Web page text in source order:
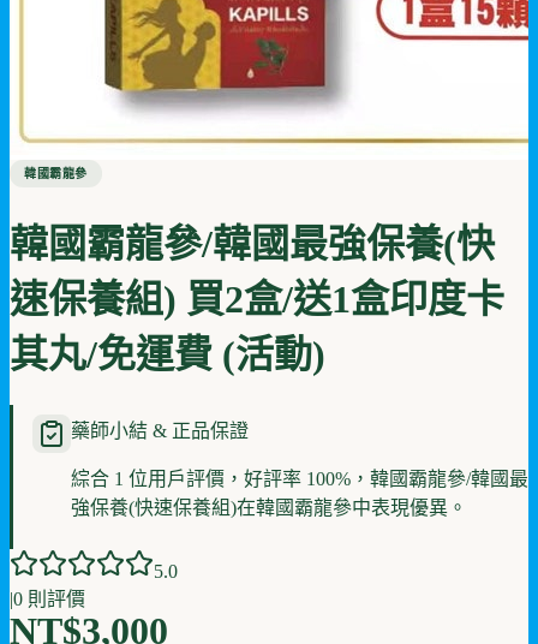
韓國霸龍參
韓國霸龍參/韓國最強保養(快
速保養組) 買2盒/送1盒印度卡
其丸/免運費 (活動)
藥師小結 & 正品保證
綜合 1 位用戶評價，好評率 100%，韓國霸龍參/韓國最
強保養(快速保養組)在韓國霸龍參中表現優異。
5.0
|0 則評價
NT$3,000